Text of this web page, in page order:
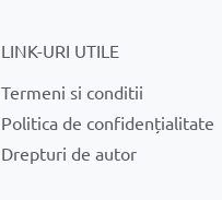
LINK-URI UTILE
Termeni si conditii
Politica de confidențialitate
Drepturi de autor